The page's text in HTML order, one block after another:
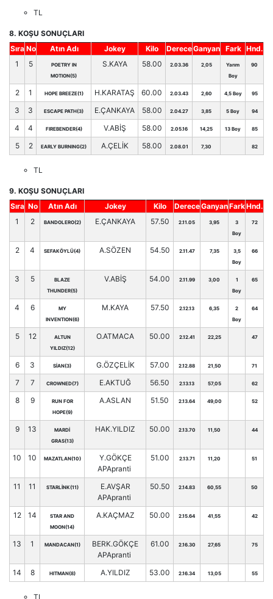
TL
8. KOŞU SONUÇLARI
Sıra No Atın Adı Jokey Kilo DereceGanyan Fark Hnd.
1
5
POETRY IN
MOTION(5)
S.KAYA 58.00 2.03.36 2,05
Yarım
Boy
90
2 1 HOPE BREEZE(1) H.KARATAŞ 60.00 2.03.43 2,60 4,5 Boy 95
3 3 ESCAPE PATH(3) E.ÇANKAYA 58.00 2.04.27 3,85 5 Boy 94
4 4 FIREBENDER(4) V.ABİŞ 58.00 2.05.16 14,25 13 Boy 85
5 2 EARLY BURNING(2) A.ÇELİK 58.00 2.08.01 7,30 82
TL
9. KOŞU SONUÇLARI
Sıra No Atın Adı Jokey Kilo DereceGanyanFarkHnd.
1
2 BANDOLERO(2) E.ÇANKAYA 57.50 2.11.05 3,95
3
Boy
72
2 4 SEFAKÖYLÜ(4) A.SÖZEN 54.50 2.11.47 7,35
3,5
Boy
66
3 5
BLAZE
THUNDER(5)
V.ABİŞ 54.00 2.11.99 3,00
1
Boy
65
4 6
MY
INVENTION(6)
M.KAYA 57.50 2.12.13 6,35
2
Boy
64
5 12
ALTUN
YILDIZ(12)
O.ATMACA 50.00 2.12.41 22,25 47
6 3 SİAN(3) G.ÖZÇELİK 57.00 2.12.88 21,50 71
7 7 CROWNED(7) E.AKTUĞ 56.50 2.13.13 57,05 62
8 9
RUN FOR
HOPE(9)
A.ASLAN 51.50 2.13.64 49,00 52
9 13
MARDİ
GRAS(13)
HAK.YILDIZ 50.00 2.13.70 11,50 44
10 10 MAZATLAN(10)
Y.GÖKÇE
APApranti
51.00 2.13.71 11,20 51
11 11 STARLİNK(11)
E.AVŞAR
APApranti
50.50 2.14.83 60,55 50
12 14
STAR AND
MOON(14)
A.KAÇMAZ 50.00 2.15.64 41,55 42
13 1 MANDACAN(1)
BERK.GÖKÇE
APApranti
61.00 2.16.30 27,65 75
14 8 HITMAN(8) A.YILDIZ 53.00 2.16.34 13,05 55
TL